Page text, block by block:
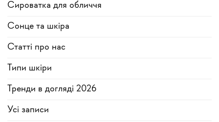
Сироватка для обличчя
Сонце та шкіра
Статті про нас
Типи шкіри
Тренди в догляді 2026
Усi записи